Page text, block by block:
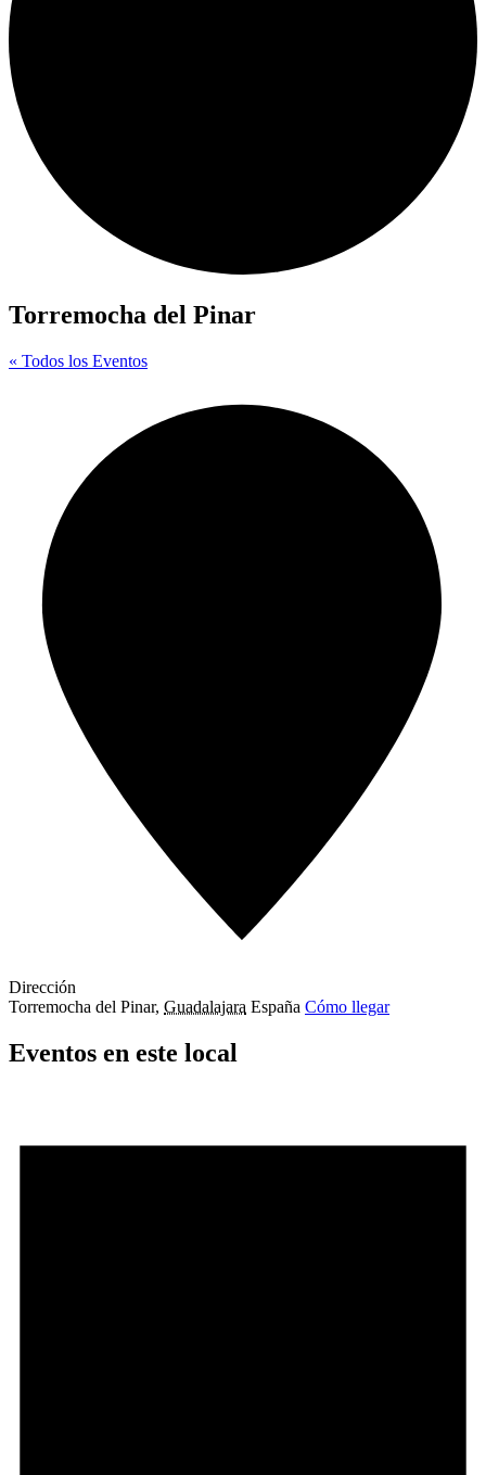
Torremocha del Pinar
« Todos los Eventos
Dirección
Torremocha del Pinar, Guadalajara España Cómo llegar
Eventos en este local